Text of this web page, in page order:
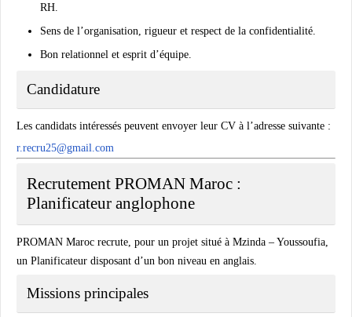
RH.
Sens de l’organisation, rigueur et respect de la confidentialité.
Bon relationnel et esprit d’équipe.
Candidature
Les candidats intéressés peuvent envoyer leur CV à l’adresse suivante :
r.recru25@gmail.com
Recrutement PROMAN Maroc :
Planificateur anglophone
PROMAN Maroc recrute, pour un projet situé à Mzinda – Youssoufia
un Planificateur disposant d’un bon niveau en anglais.
Missions principales